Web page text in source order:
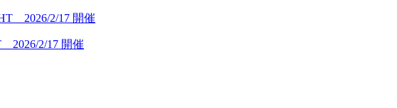
2026/2/17 開催